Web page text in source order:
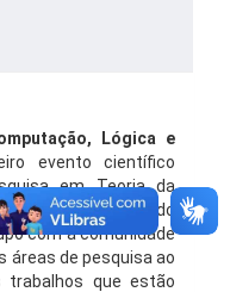
Lógica e
evento científico
em Teoria da
Fuzzy, objetivando
com a comunidade
áreas de pesquisa ao
trabalhos que estão